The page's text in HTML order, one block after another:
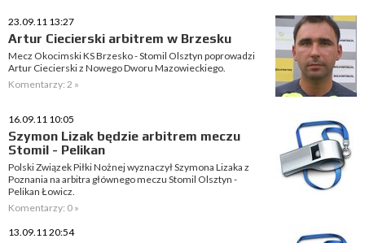
23.09.11 13:27
Artur Ciecierski arbitrem w Brzesku
Mecz Okocimski KS Brzesko - Stomil Olsztyn poprowadzi
Artur Ciecierski z Nowego Dworu Mazowieckiego.
Komentarzy: 2 »
16.09.11 10:05
Szymon Lizak będzie arbitrem meczu
Stomil - Pelikan
Polski Związek Piłki Nożnej wyznaczył Szymona Lizaka z
Poznania na arbitra głównego meczu Stomil Olsztyn -
Pelikan Łowicz.
Komentarzy: 0 »
13.09.11 20:54